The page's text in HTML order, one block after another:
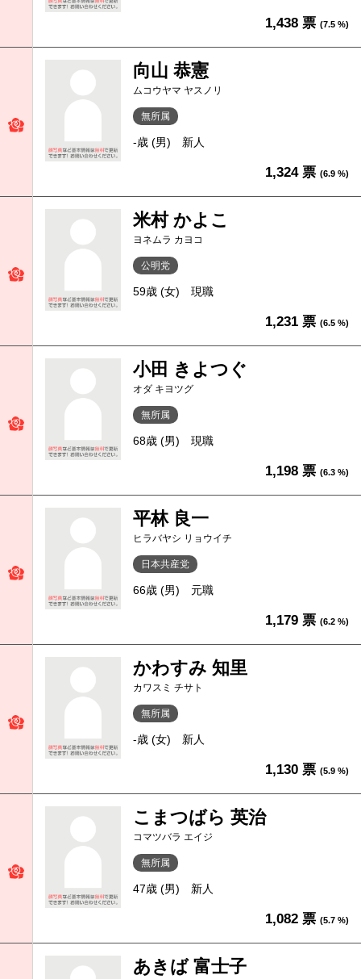
1,438 票 (7.5 %)
向山 恭憲
ムコウヤマ ヤスノリ
無所属
-歳 (男) 新人
1,324 票 (6.9 %)
米村 かよこ
ヨネムラ カヨコ
公明党
59歳 (女) 現職
1,231 票 (6.5 %)
小田 きよつぐ
オダ キヨツグ
無所属
68歳 (男) 現職
1,198 票 (6.3 %)
平林 良一
ヒラバヤシ リョウイチ
日本共産党
66歳 (男) 元職
1,179 票 (6.2 %)
かわすみ 知里
カワスミ チサト
無所属
-歳 (女) 新人
1,130 票 (5.9 %)
こまつばら 英治
コマツバラ エイジ
無所属
47歳 (男) 新人
1,082 票 (5.7 %)
あきば 富士子